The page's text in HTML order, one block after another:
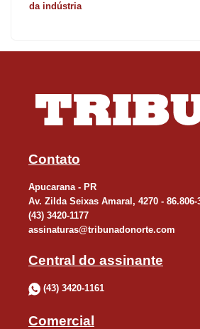
da indústria
Contato
Apucarana - PR
Av. Zilda Seixas Amaral, 4270 - 86.806-
(43) 3420-1177
assinaturas@tribunadonorte.com
Central do assinante
(43) 3420-1161
Comercial